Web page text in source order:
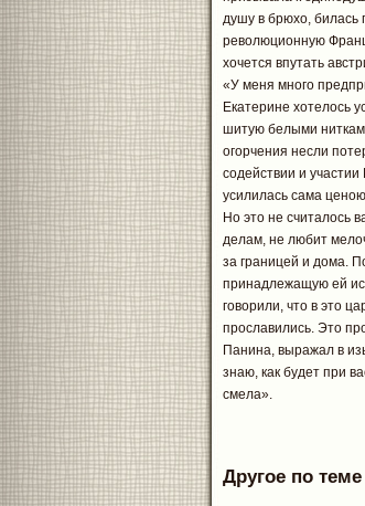
душу в брюхо, билась
революционную
хочется впутать
«У меня много
Екатерине хотелось
шитую белыми
огорчения несли
содействии и
усилилась сама
Но это не считалось
делам, не любит
за границей и дома.
принадлежащую ей
говорили, что в это
прославились. Это
Панина, выражал в
знаю, как будет при
смела».
Другое по теме